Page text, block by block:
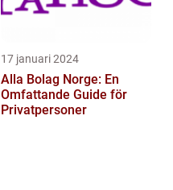
17 januari 2024
Alla Bolag Norge: En
Omfattande Guide för
Privatpersoner